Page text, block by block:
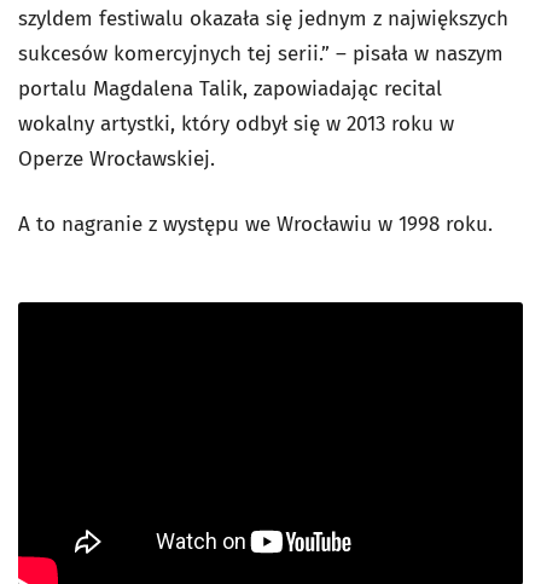
szyldem festiwalu okazała się jednym z największych
sukcesów komercyjnych tej serii.” – pisała w naszym
portalu Magdalena Talik, zapowiadając recital
wokalny artystki, który odbył się w 2013 roku w
Operze Wrocławskiej.
A to nagranie z występu we Wrocławiu w 1998 roku.